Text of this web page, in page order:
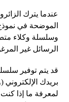
عندما يترك
وسلسلة وكلاء
الرسائل غير
قد يتم توفير